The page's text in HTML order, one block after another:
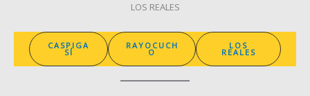
LOS REALES
CASPIGA
SÍ
RAYOCUCH
O
LOS
REALES